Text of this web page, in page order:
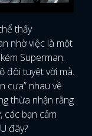
thấy
nhờ việc là một
Superman.
đôi tuyệt vời mà.
cựa” nhau về
thừa nhận rằng
các bạn cảm
đây?